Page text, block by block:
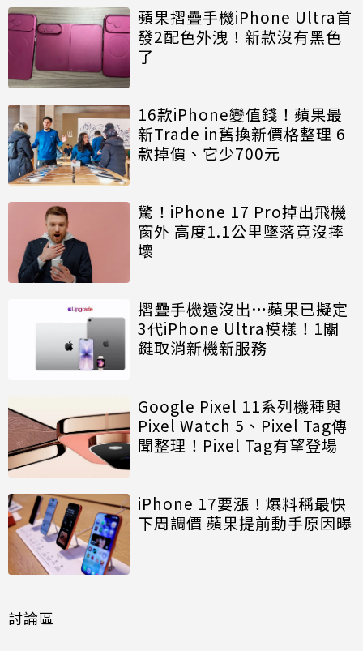
蘋果摺疊手機iPhone Ultra首
發2配色外洩！新款沒有黑色
了
16款iPhone變值錢！蘋果最
新Trade in舊換新價格整理 6
款掉價、它少700元
驚！iPhone 17 Pro掉出飛機
窗外 高度1.1公里墜落竟沒摔
壞
摺疊手機還沒出…蘋果已擬定
3代iPhone Ultra模樣！1關
鍵取消新機新服務
Google Pixel 11系列機種與
Pixel Watch 5、Pixel Tag傳
聞整理！Pixel Tag有望登場
iPhone 17要漲！爆料稱最快
下周調價 蘋果提前動手原因曝
討論區